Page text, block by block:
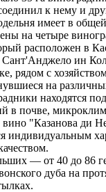
к нему и
имеет в
на четыре
расположен в
ин
рядом с
на
находятся
в почве,
"Казанова ди
индивидуальным
— от 40 до 86
дуба на